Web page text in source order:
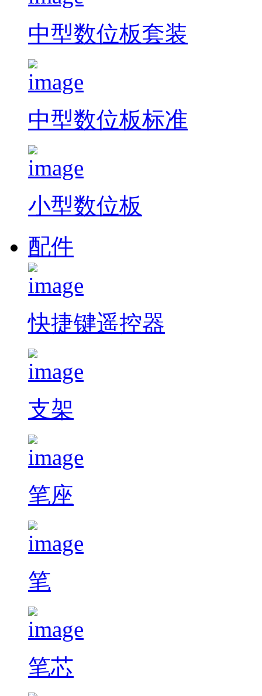
中型数位板套装
中型数位板标准
小型数位板
配件
快捷键遥控器
支架
笔座
笔
笔芯